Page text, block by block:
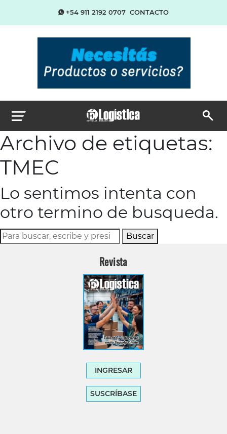
+54 911 2192 0707 CONTACTO
Archivo de etiquetas:
TMEC
Lo sentimos intenta con
otro termino de busqueda.
Buscar
Revista
INGRESAR
SUSCRÍBASE